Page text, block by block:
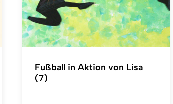
Fußball in Aktion von Lisa
(7)